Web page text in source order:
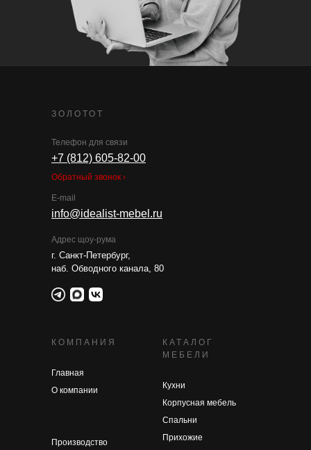
КАТАЛОГ
МЕБЕЛИ
ЗОЛОТОТ
Кухни
Спальни
Корпусная мебель
Прихожие
+7 (812) 605-82-00
info@idealist-mebel.ru
Телефон для связи
E-mail
Адрес щоу-рума
Обратный звонок ›
г. Санкт-Петербург,
наб. Обводного канала, 80
КОМПАНИЯ
Главная
О компании
Производство